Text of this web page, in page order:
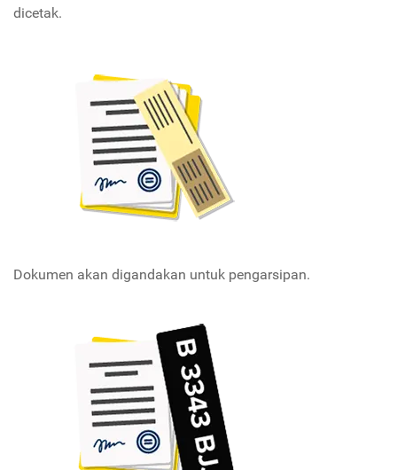
dicetak.
Dokumen akan digandakan untuk pengarsipan.